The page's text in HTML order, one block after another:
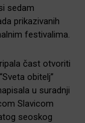
sedam
prikazivanih
festivalima.
čast otvoriti
obitelj”
u suradnji
Slavicom
seoskog